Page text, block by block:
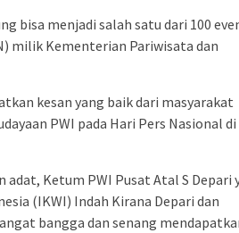
bisa menjadi salah satu dari 100
milik Kementerian Pariwisata dan
kesan yang baik dari masyarakat
PWI pada Hari Pers Nasional di
Ketum PWI Pusat Atal S Depari
(IKWI) Indah Kirana Depari dan
bangga dan senang